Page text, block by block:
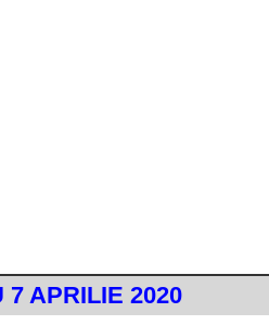
7 APRILIE 2020